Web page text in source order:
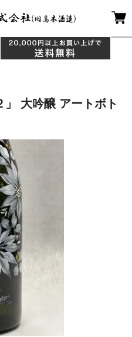
」 大吟醸 アートボト